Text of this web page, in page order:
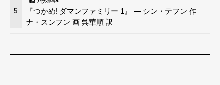
5
『つかめ! ダマンファミリー 1』 — シン・テフン 作
ナ・スンフン 画 呉華順 訳